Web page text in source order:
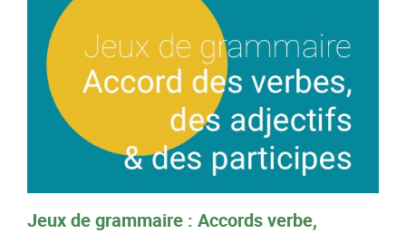
Jeux de grammaire : Accords verbe,